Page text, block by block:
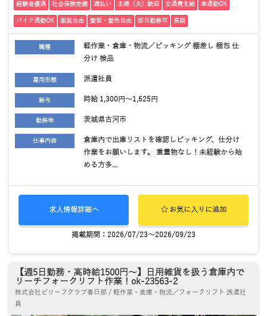
経験者優遇 社会保険完備 週払い 主婦（夫）歓迎 交通費支給 車通勤OK
バイク通勤OK 服装自由 髪型・髪色自由 即日勤務可 長期
職種
軽作業・倉庫・物流／ピッキング 棚差し 梱包 仕
分け 検品
雇用形態 派遣社員
給与 時給 1,300円～1,625円
勤務地 茨城県古河市
仕事内容
倉庫内で出庫リストを確認しピッキング、仕分け
作業をお願いします。 重量物なし！未経験から始
める方多...
求人情報詳細へ お気に入りに追加
掲載期間：2026/07/23～2026/09/23
【週5日勤務・高時給1500円～】日用雑貨を扱う倉庫内で
リーチフォークリフト作業！ok-23563-2
株式会社ビリーフクラブ春日部 / 軽作業・倉庫・物流／フォークリフト 派遣社
員